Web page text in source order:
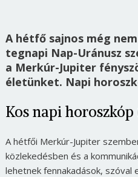
A hétfő sajnos még
tegnapi Nap-Uránusz
a Merkúr-Jupiter
életünket. Napi
Kos napi horoszkóp
A hétfői Merkúr-Jupiter
közlekedésben és a
lehetnek fennakadások,